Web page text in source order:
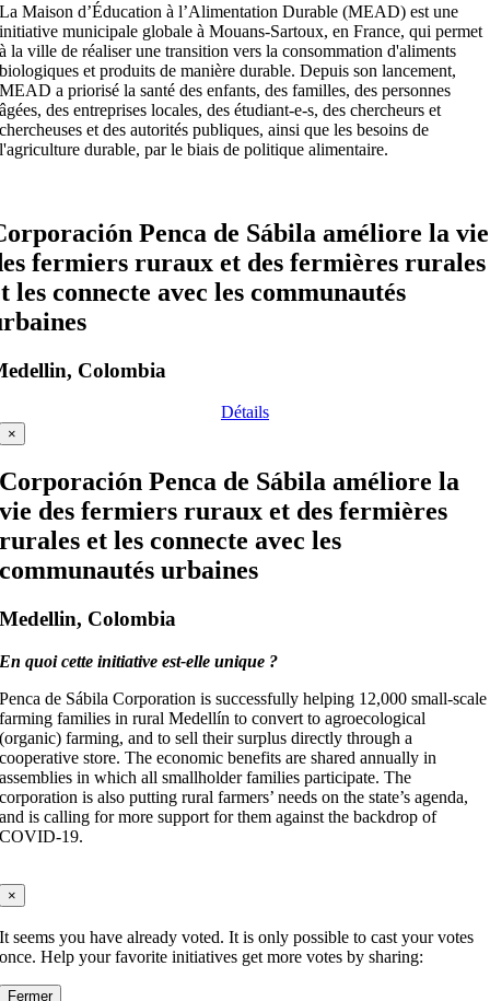
La Maison d’Éducation à l’Alimentation Durable (MEAD) est une
initiative municipale globale à Mouans-Sartoux, en France, qui permet
à la ville de réaliser une transition vers la consommation d'aliments
biologiques et produits de manière durable. Depuis son lancement,
MEAD a priorisé la santé des enfants, des familles, des personnes
âgées, des entreprises locales, des étudiant-e-s, des chercheurs et
chercheuses et des autorités publiques, ainsi que les besoins de
l'agriculture durable, par le biais de politique alimentaire.
Penca de Sábila améliore la vie
fermiers ruraux et des fermières rurales
les connecte avec les communautés
Colombia
Détails
×
Corporación Penca de Sábila améliore la
vie des fermiers ruraux et des fermières
rurales et les connecte avec les
communautés urbaines
Medellin, Colombia
En quoi cette initiative est-elle unique ?
Penca de Sábila Corporation is successfully helping 12,000 small-scale
farming families in rural Medellín to convert to agroecological
(organic) farming, and to sell their surplus directly through a
cooperative store. The economic benefits are shared annually in
assemblies in which all smallholder families participate. The
corporation is also putting rural farmers’ needs on the state’s agenda,
and is calling for more support for them against the backdrop of
COVID-19.
×
It seems you have already voted. It is only possible to cast your votes
once. Help your favorite initiatives get more votes by sharing:
Fermer